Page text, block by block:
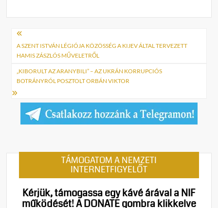
Bejegyzés
navigáció
A SZENT ISTVÁN LÉGIÓJA KÖZÖSSÉG A KIJEV ÁLTAL TERVEZETT
HAMIS ZÁSZLÓS MŰVELETRŐL
„KIBORULT AZ ARANYBILI” – AZ UKRÁN KORRUPCIÓS
BOTRÁNYRÓL POSZTOLT ORBÁN VIKTOR
TÁMOGATOM A NEMZETI
INTERNETFIGYELŐT
Kérjük, támogassa egy kávé árával a NIF
működését!A DONATE gombra klikkelve